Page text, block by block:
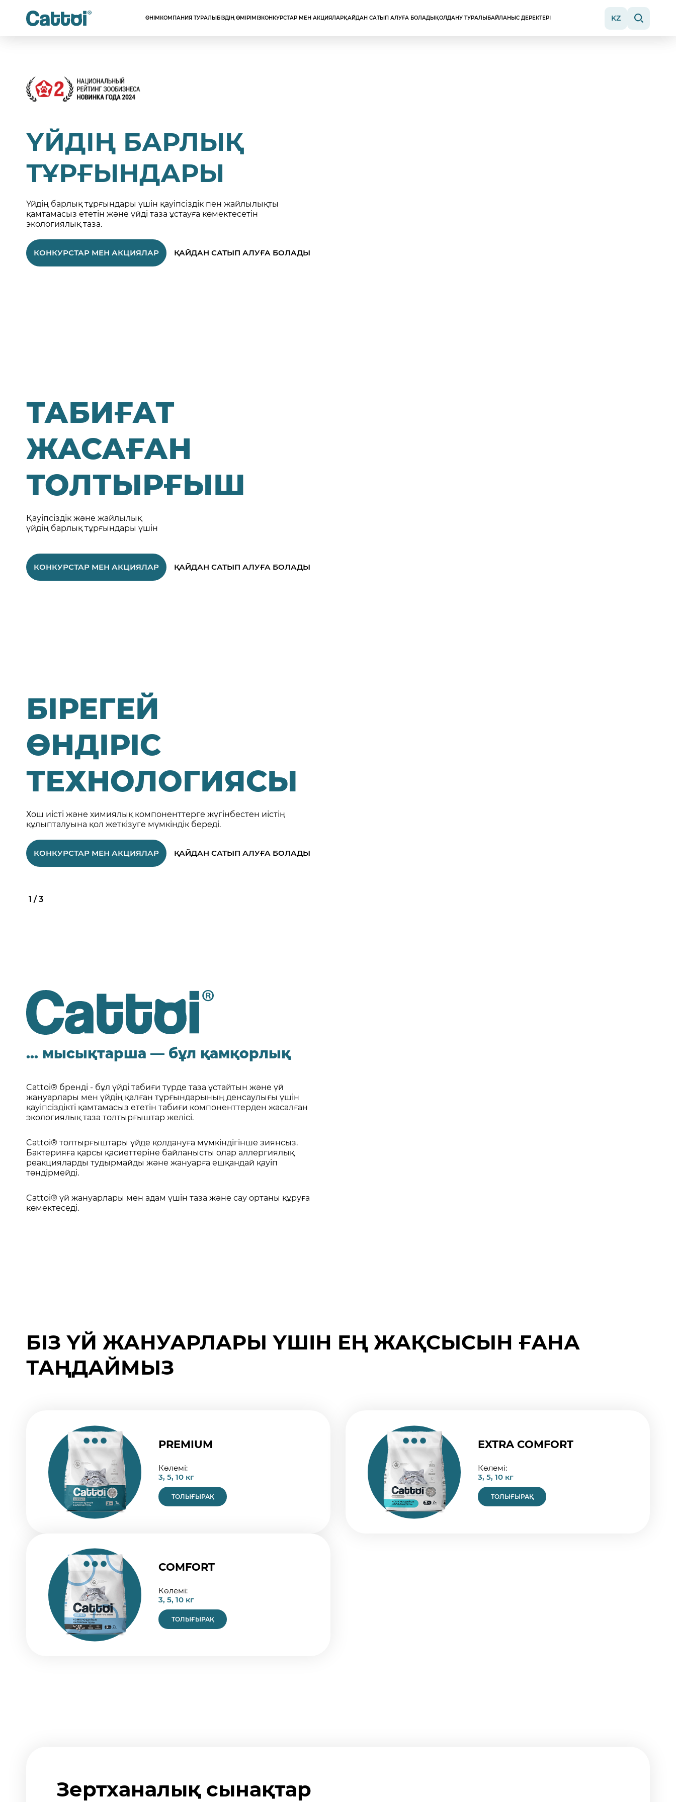
ӨНІМКОМПАНИЯ ТУРАЛЫБІЗДІҢ ӨМІРІМІЗКОНКУРСТАР МЕН АКЦИЯЛАРҚАЙДАН САТЫП АЛУҒА БОЛАДЫҚОЛДАНУ ТУРАЛЫБАЙЛАНЫС ДЕРЕКТЕРІ KZ
ҮЙДІҢ БАРЛЫҚ
ТҰРҒЫНДАРЫ
Үйдің барлық тұрғындары үшін қауіпсіздік пен жайлылықты
қамтамасыз ететін және үйді таза ұстауға көмектесетін
экологиялық таза.
КОНКУРСТАР МЕН АКЦИЯЛАР ҚАЙДАН САТЫП АЛУҒА БОЛАДЫ
ТАБИҒАТ
ЖАСАҒАН
ТОЛТЫРҒЫШ
Қауіпсіздік және жайлылық
үйдің барлық тұрғындары үшін
КОНКУРСТАР МЕН АКЦИЯЛАР ҚАЙДАН САТЫП АЛУҒА БОЛАДЫ
БІРЕГЕЙ
ӨНДІРІС
ТЕХНОЛОГИЯСЫ
Хош иісті және химиялық компоненттерге жүгінбестен иістің
құлыпталуына қол жеткізуге мүмкіндік береді.
КОНКУРСТАР МЕН АКЦИЯЛАР ҚАЙДАН САТЫП АЛУҒА БОЛАДЫ
1 / 3
... мысықтарша — бұл қамқорлық
Cattoi® бренді - бұл үйді табиғи түрде таза ұстайтын және үй
жануарлары мен үйдің қалған тұрғындарының денсаулығы үшін
қауіпсіздікті қамтамасыз ететін табиғи компоненттерден жасалған
экологиялық таза толтырғыштар желісі.
Cattoi® толтырғыштары үйде қолдануға мүмкіндігінше зиянсыз.
Бактерияға қарсы қасиеттеріне байланысты олар аллергиялық
реакцияларды тудырмайды және жануарға ешқандай қауіп
төндірмейді.
Cattoi® үй жануарлары мен адам үшін таза және сау ортаны құруға
көмектеседі.
БІЗ ҮЙ ЖАНУАРЛАРЫ ҮШІН ЕҢ ЖАҚСЫСЫН ҒАНА
ТАҢДАЙМЫЗ
PREMIUM
Көлемі:
3, 5, 10 кг
ТОЛЫҒЫРАҚ
EXTRA COMFORT
Көлемі:
3, 5, 10 кг
ТОЛЫҒЫРАҚ
COMFORT
Көлемі:
3, 5, 10 кг
ТОЛЫҒЫРАҚ
Зертханалық сынақтар